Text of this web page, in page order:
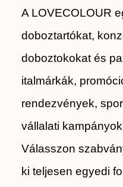
A LOVECOLOUR
doboztartókat,
doboztokokat és
italmárkák,
rendezvények,
vállalati
Válasszon
ki teljesen egyedi